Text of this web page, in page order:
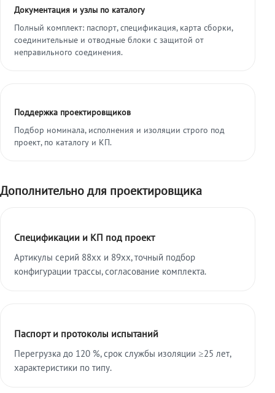
Документация и узлы по каталогу
Полный комплект: паспорт, спецификация, карта сборки,
соединительные и отводные блоки с защитой от
неправильного соединения.
Поддержка проектировщиков
Подбор номинала, исполнения и изоляции строго под
проект, по каталогу и КП.
Дополнительно для проектировщика
Спецификации и КП под проект
Артикулы серий 88xx и 89xx, точный подбор
конфигурации трассы, согласование комплекта.
Паспорт и протоколы испытаний
Перегрузка до 120 %, срок службы изоляции ≥25 лет,
характеристики по типу.